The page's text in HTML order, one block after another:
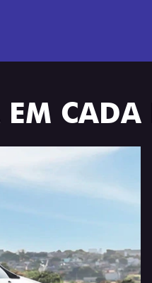
CADA